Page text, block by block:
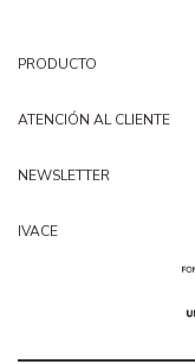
PRODUCTO
ATENCIÓN AL CLIENTE
NEWSLETTER
IVACE